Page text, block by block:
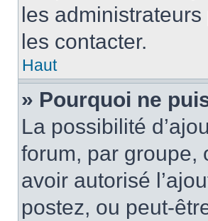
les
les contacter.
Haut
» Pourquoi ne
La possibilité
forum, par groupe,
avoir autorisé
postez, ou peut-